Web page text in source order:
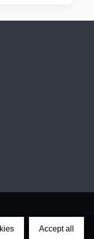
Accept all